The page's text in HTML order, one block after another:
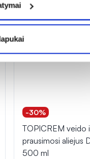
-30%
TOPICREM veido
prausimosi aliejus
500 ml